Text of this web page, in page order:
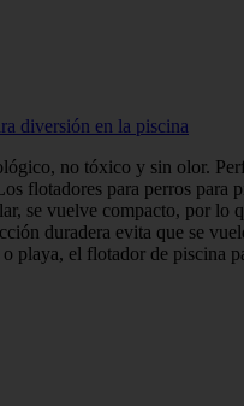
diversión en la piscina
no tóxico y sin olor.
flotadores para perros para
se vuelve compacto, por lo
duradera evita que se
playa, el flotador de piscina